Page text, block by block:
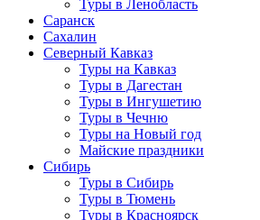
Туры в Ленобласть
Саранск
Сахалин
Северный Кавказ
Туры на Кавказ
Туры в Дагестан
Туры в Ингушетию
Туры в Чечню
Туры на Новый год
Майские праздники
Сибирь
Туры в Сибирь
Туры в Тюмень
Туры в Красноярск